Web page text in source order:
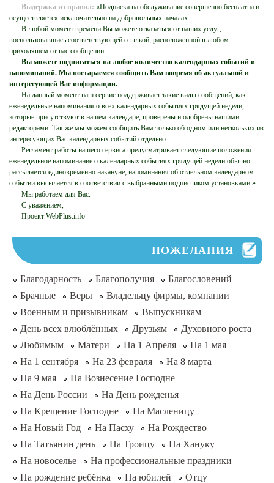
Выдержка из правил: «Подписка на обслуживание совершенно бесплатна и
осуществляется исключительно на добровольных началах.
В любой момент времени Вы можете отказаться от наших услуг,
воспользовавшись соответствующей ссылкой, расположенной в любом
приходящем от нас сообщении.
Вы можете подписаться на любое количество календарных событий и
напоминаний. Мы постараемся сообщить Вам вовремя об актуальной и
интересующей Вас информации.
На данный момент наш сервис поддерживает такие виды сообщений, как
еженедельные напоминания о всех календарных событиях грядущей недели,
которые присутствуют в нашем календаре, проверены и одобрены нашими
редакторами. Так же мы можем сообщить Вам только об одном или нескольких из
интересующих Вас календарных событий отдельно.
Регламент работы нашего сервиса предусматривает следующие положения:
еженедельное напоминание о календарных событиях грядущей недели обычно
рассылается единовременно накануне; напоминания об отдельном календарном
событии высылается в соответствии с выбранными подписчиком установками.»
Мы работаем для Вас.
С уважением,
Проект WebPlus.info
ПОЖЕЛАНИЯ
Благодарность Благополучия
Благословений
Брачные
Веры
Владельцу фирмы, компании
Военным и призывникам
Выпускникам
День всех влюблённых
Друзьям
Духовного роста
Любимым
Матери На 1 Апреля
На 1 мая
На 1 сентября
На 23 февраля
На 8 марта
На 9 мая
На Вознесение Господне
На День России
На День рожденья
На Крещение Господне
На Масленицу
На Новый Год
На Пасху
На Рождество
На Татьянин день
На Троицу
На Хануку
На новоселье
На профессиональные праздники
На рождение ребёнка
На юбилей
Отцу